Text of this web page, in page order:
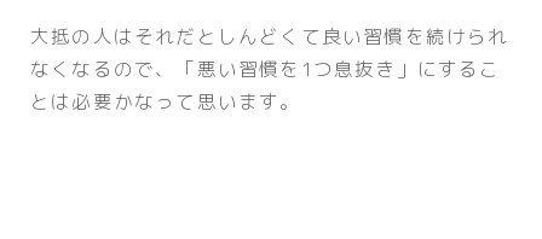
大抵の人はそれだとしんどくて良い習慣を続けられ
なくなるので、「悪い習慣を1つ息抜き」にするこ
とは必要かなって思います。